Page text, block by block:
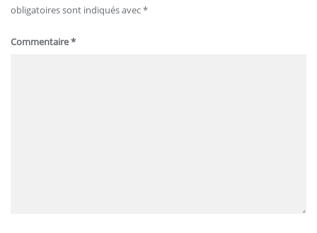
obligatoires sont indiqués avec*
Commentaire*